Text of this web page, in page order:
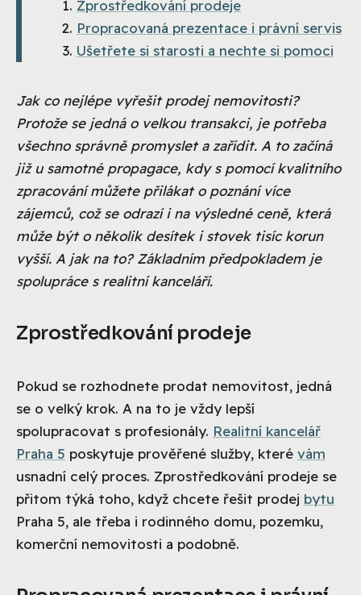
Zprostředkování prodeje
Propracovaná prezentace i právní servis
Ušetřete si starosti a nechte si pomoci
Jak co nejlépe vyřešit prodej nemovitosti?
Protože se jedná o velkou transakci, je potřeba
všechno správně promyslet a zařídit. A to začíná
již u samotné propagace, kdy s pomocí kvalitního
zpracování můžete přilákat o poznání více
zájemců, což se odrazí i na výsledné ceně, která
může být o několik desítek i stovek tisíc korun
vyšší. A jak na to? Základním předpokladem je
spolupráce s realitní kanceláří.
Zprostředkování prodeje
Pokud se rozhodnete prodat nemovitost, jedná
se o velký krok. A na to je vždy lepší
spolupracovat s profesionály. Realitní kancelář
Praha 5 poskytuje prověřené služby, které vám
usnadní celý proces. Zprostředkování prodeje se
přitom týká toho, když chcete řešit prodej bytu
Praha 5, ale třeba i rodinného domu, pozemku,
komerční nemovitosti a podobně.